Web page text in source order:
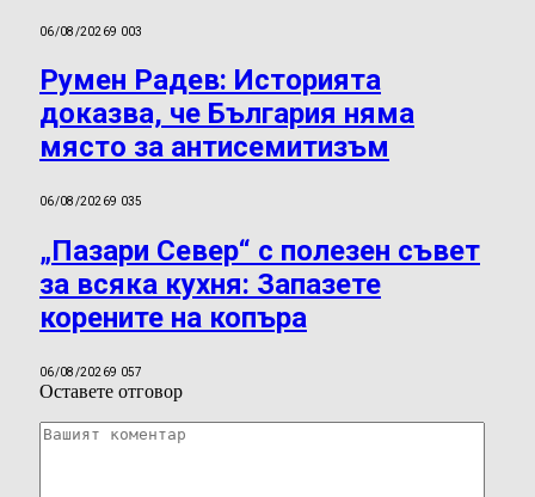
06/08/20269 003
Румен Радев: Историята
доказва, че България няма
място за антисемитизъм
06/08/20269 035
„Пазари Север“ с полезен съвет
за всяка кухня: Запазете
корените на копъра
06/08/20269 057
Оставете отговор